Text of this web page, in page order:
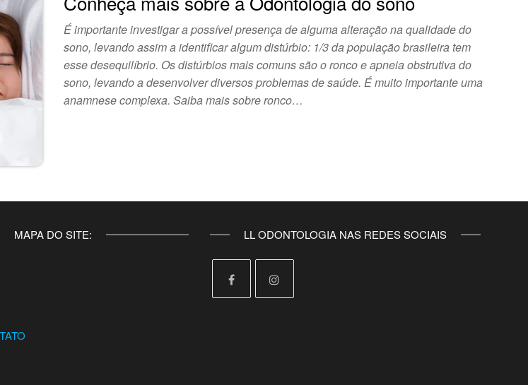
É importante investigar a possível presença de alguma alteração na qualidade do
sono, levando assim a identificar algum distúrbio: 1/3 da população brasileira tem
esse desequilíbrio. Os distúrbios mais comuns são o ronco e apneia obstrutiva do
sono, levando a desenvolver diversos problemas de saúde. É muito importante uma
anamnese complexa. Saiba mais sobre ronco…
MAPA DO SITE: LL ODONTOLOGIA NAS REDES SOCIAIS